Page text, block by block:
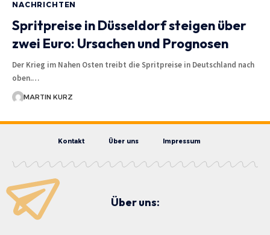
NACHRICHTEN
Spritpreise in Düsseldorf steigen über
zwei Euro: Ursachen und Prognosen
Der Krieg im Nahen Osten treibt die Spritpreise in Deutschland nach
oben.…
MARTIN KURZ
Kontakt Über uns Impressum
Über uns: